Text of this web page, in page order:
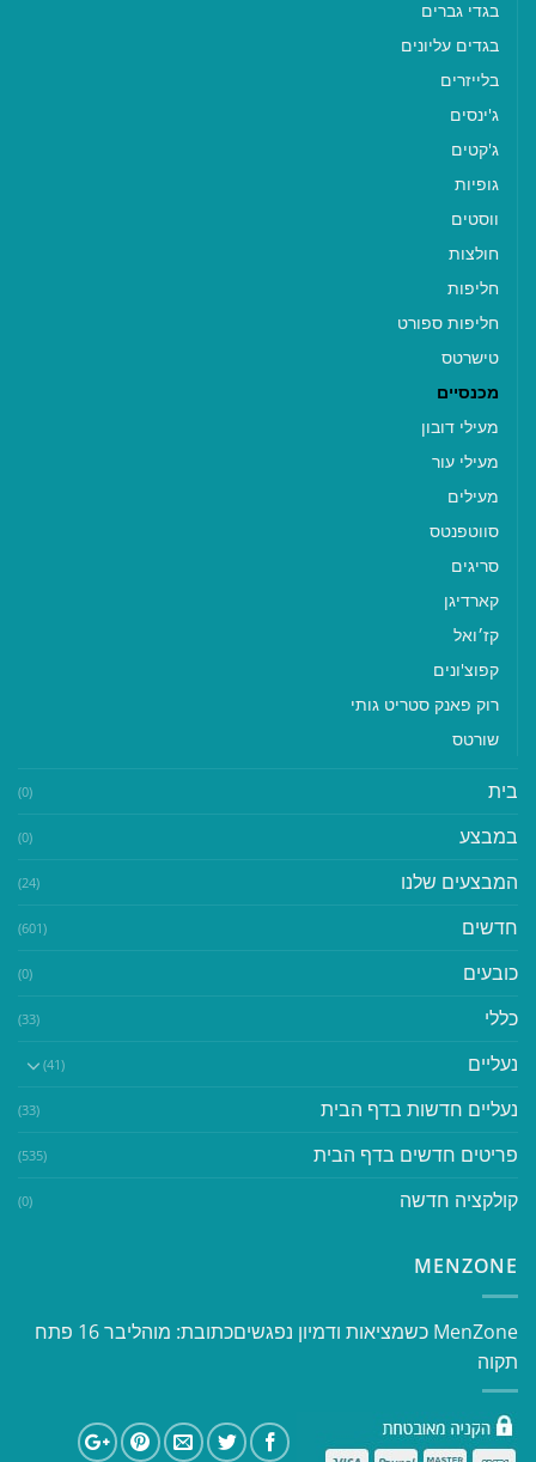
בגדי גברים
בגדים עליונים
בלייזרים
ג'ינסים
ג'קטים
גופיות
ווסטים
חולצות
חליפות
חליפות ספורט
טישרטס
מכנסיים
מעילי דובון
מעילי עור
מעילים
סווטפנטס
סריגים
קארדיגן
קז׳ואל
קפוצ'ונים
רוק פאנק סטריט גותי
שורטס
בית (0)
במבצע (0)
המבצעים שלנו (24)
חדשים (601)
כובעים (0)
כללי (33)
נעליים (41)
נעליים חדשות בדף הבית (33)
פריטים חדשים בדף הבית (535)
קולקציה חדשה (0)
MENZONE
​​MenZone כשמציאות ודמיון נפגשים​ כתובת: מוהליבר 16 פתח
תקוה